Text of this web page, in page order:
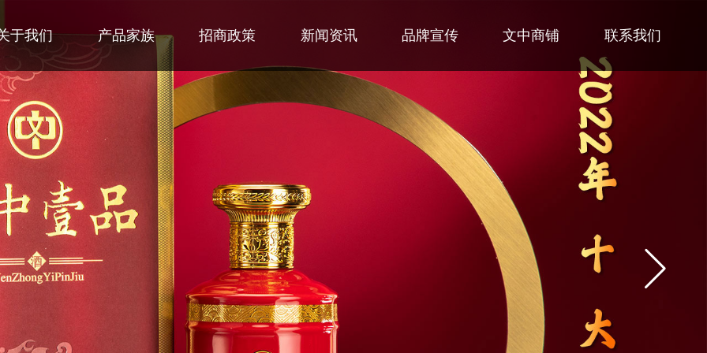
于我们 产品家族 招商政策 新闻资讯 品牌宣传 文中商铺 联系我们